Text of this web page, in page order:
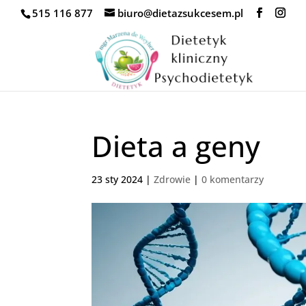
515 116 877 biuro@dietazsukcesem.pl
Dieta a geny
23 sty 2024 |Zdrowie |0 komentarzy